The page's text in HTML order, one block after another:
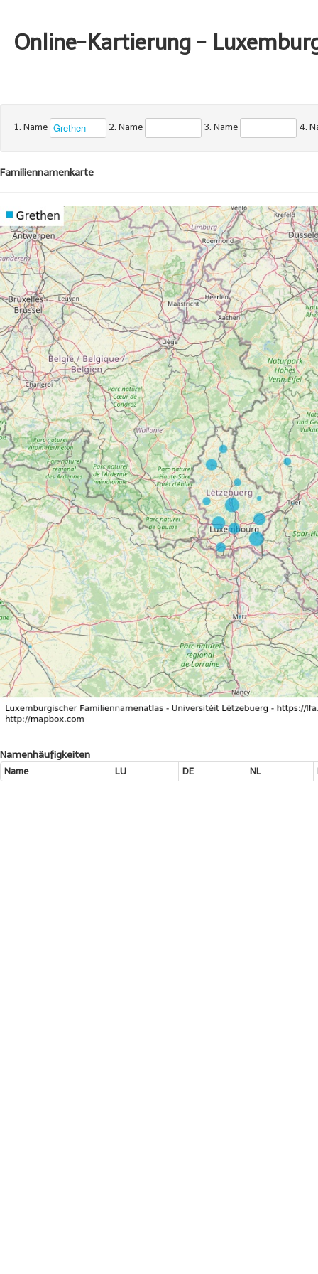
Online-Kartierung -
1. Name 2. Name 3. Name 4.
Familiennamenkarte
Namenhäufigkeiten
Name LU DE NL